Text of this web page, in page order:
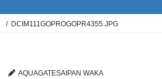
DCIM111GOPROGOPR4355.JPG
AQUAGATESAIPAN WAKA